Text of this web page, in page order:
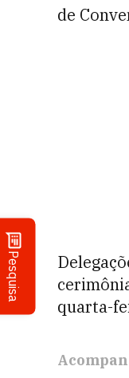
Pesquisa
de
quarta-